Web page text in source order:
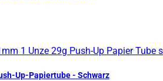
Up-Papiertube - Schwarz